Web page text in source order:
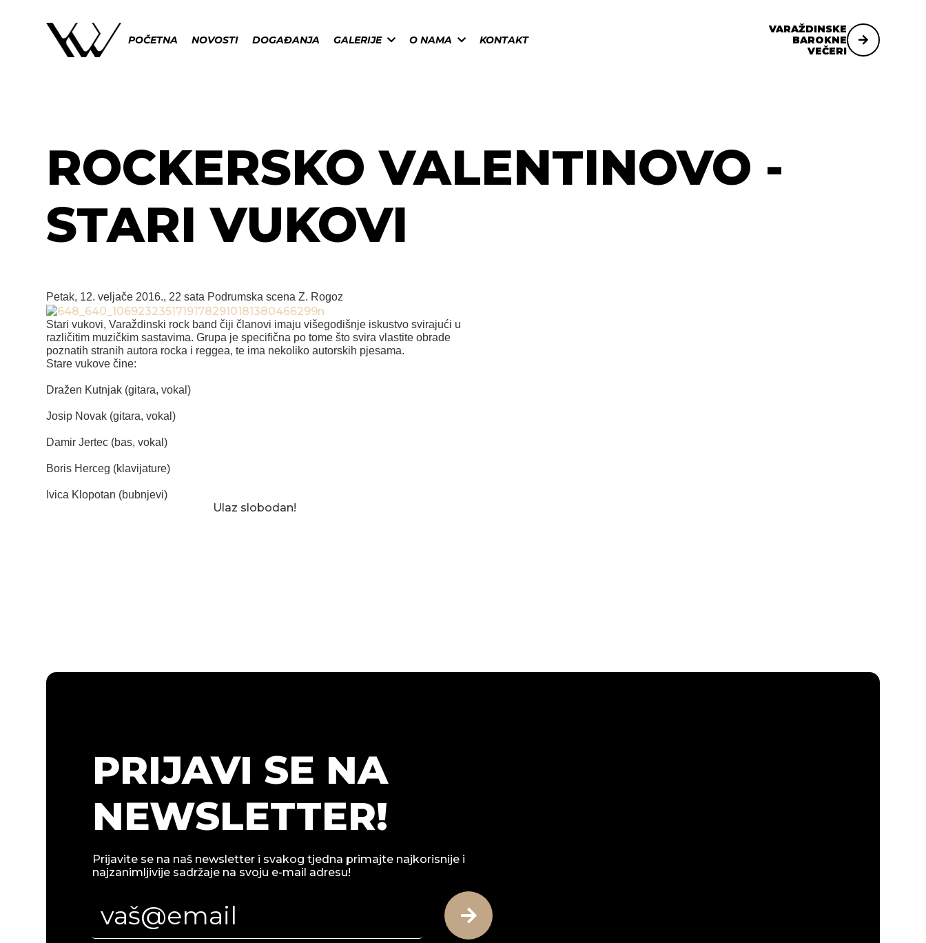
POČETNA NOVOSTI DOGAĐANJA GALERIJE O NAMA KONTAKT
VARAŽDINSKE
BAROKNE
VEČERI
ROCKERSKO VALENTINOVO -
STARI VUKOVI
Petak, 12. veljače 2016., 22 sata Podrumska scena Z. Rogoz
Stari vukovi, Varaždinski rock band čiji članovi imaju višegodišnje iskustvo svirajući u
različitim muzičkim sastavima. Grupa je specifična po tome što svira vlastite obrade
poznatih stranih autora rocka i reggea, te ima nekoliko autorskih pjesama.
Stare vukove čine:
Dražen Kutnjak (gitara, vokal)
Josip Novak (gitara, vokal)
Damir Jertec (bas, vokal)
Boris Herceg (klavijature)
Ivica Klopotan (bubnjevi)
Ulaz slobodan!
PRIJAVI SE NA
NEWSLETTER!
Prijavite se na naš newsletter i svakog tjedna primajte najkorisnije i
najzanimljivije sadržaje na svoju e-mail adresu!